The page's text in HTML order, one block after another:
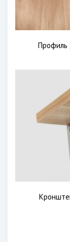
Профиль